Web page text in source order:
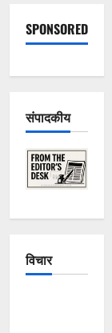
SPONSORED
संपादकीय
विचार